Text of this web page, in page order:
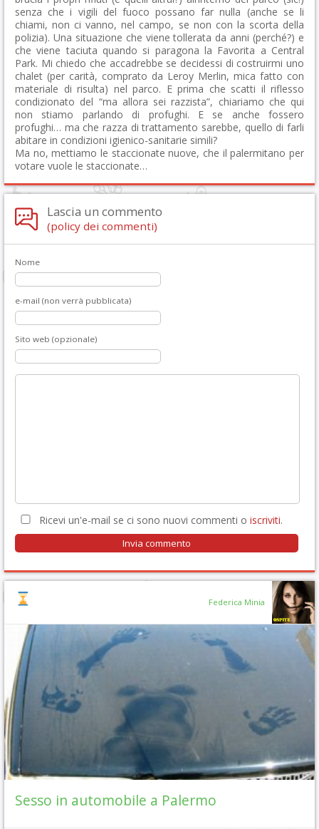
senza che i vigili del fuoco possano far nulla (anche se li
chiami, non ci vanno, nel campo, se non con la scorta della
polizia). Una situazione che viene tollerata da anni (perché?) e
che viene taciuta quando si paragona la Favorita a Central
Park. Mi chiedo che accadrebbe se decidessi di costruirmi uno
chalet (per carità, comprato da Leroy Merlin, mica fatto con
materiale di risulta) nel parco. E prima che scatti il riflesso
condizionato del “ma allora sei razzista”, chiariamo che qui
non stiamo parlando di profughi. E se anche fossero
profughi… ma che razza di trattamento sarebbe, quello di farli
abitare in condizioni igienico-sanitarie simili?
Ma no, mettiamo le staccionate nuove, che il palermitano per
votare vuole le staccionate…
Lascia un commento
(policy dei commenti)
Nome
e-mail (non verrà pubblicata)
Sito web (opzionale)
Ricevi un'e-mail se ci sono nuovi commenti o iscriviti.
Federica Minia
Sesso in automobile a Palermo